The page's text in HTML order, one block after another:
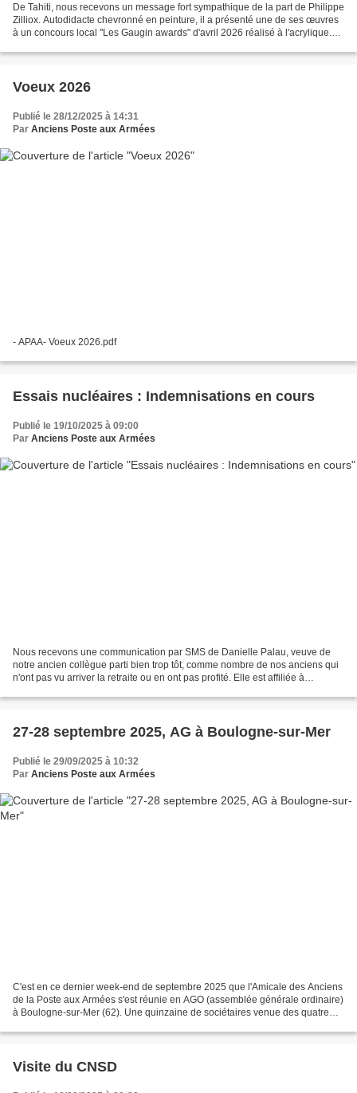
De Tahiti, nous recevons un message fort sympathique de la part de Philippe
Zilliox. Autodidacte chevronné en peinture, il a présenté une de ses œuvres
à un concours local "Les Gaugin awards" d'avril 2026 réalisé à l'acrylique.
Voeux 2026
Publié le 28/12/2025 à 14:31
Par Anciens Poste aux Armées
- APAA- Voeux 2026.pdf
Essais nucléaires : Indemnisations en cours
Publié le 19/10/2025 à 09:00
Par Anciens Poste aux Armées
Nous recevons une communication par SMS de Danielle Palau, veuve de
notre ancien collègue parti bien trop tôt, comme nombre de nos anciens qui
n'ont pas vu arriver la retraite ou en ont pas profité. Elle est affiliée à
27-28 septembre 2025, AG à Boulogne-sur-Mer
Publié le 29/09/2025 à 10:32
Par Anciens Poste aux Armées
C'est en ce dernier week-end de septembre 2025 que l'Amicale des Anciens
de la Poste aux Armées s'est réunie en AGO (assemblée générale ordinaire)
à Boulogne-sur-Mer (62). Une quinzaine de sociétaires venue des quatre
Visite du CNSD